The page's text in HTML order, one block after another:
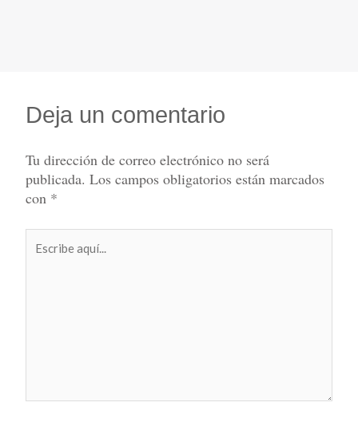
Deja un comentario
Tu dirección de correo electrónico no será
publicada. Los campos obligatorios están marcados
con *
aquí...